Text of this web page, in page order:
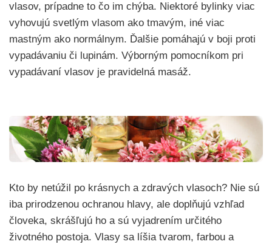
vlasov, prípadne to čo im chýba. Niektoré bylinky viac
vyhovujú svetlým vlasom ako tmavým, iné viac
mastným ako normálnym. Ďalšie pomáhajú v boji proti
vypadávaniu či lupinám. Výborným pomocníkom pri
vypadávaní vlasov je pravidelná masáž.
Kto by netúžil po krásnych a zdravých vlasoch? Nie sú
iba prirodzenou ochranou hlavy, ale doplňujú vzhľad
človeka, skrášľujú ho a sú vyjadrením určitého
životného postoja. Vlasy sa líšia tvarom, farbou a